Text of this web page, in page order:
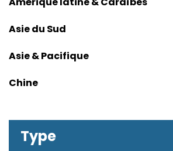
Asie du Sud
Asie & Pacifique
Chine
Type